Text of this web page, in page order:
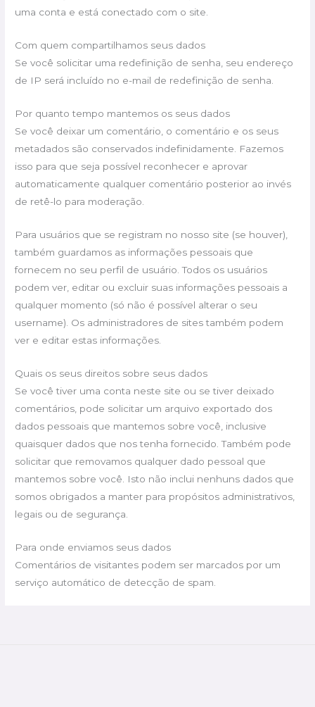
uma conta e está conectado com o site.
Com quem compartilhamos seus dados
Se você solicitar uma redefinição de senha, seu endereço
de IP será incluído no e-mail de redefinição de senha.
Por quanto tempo mantemos os seus dados
Se você deixar um comentário, o comentário e os seus
metadados são conservados indefinidamente. Fazemos
isso para que seja possível reconhecer e aprovar
automaticamente qualquer comentário posterior ao invés
de retê-lo para moderação.
Para usuários que se registram no nosso site (se houver),
também guardamos as informações pessoais que
fornecem no seu perfil de usuário. Todos os usuários
podem ver, editar ou excluir suas informações pessoais a
qualquer momento (só não é possível alterar o seu
username). Os administradores de sites também podem
ver e editar estas informações.
Quais os seus direitos sobre seus dados
Se você tiver uma conta neste site ou se tiver deixado
comentários, pode solicitar um arquivo exportado dos
dados pessoais que mantemos sobre você, inclusive
quaisquer dados que nos tenha fornecido. Também pode
solicitar que removamos qualquer dado pessoal que
mantemos sobre você. Isto não inclui nenhuns dados que
somos obrigados a manter para propósitos administrativos,
legais ou de segurança.
Para onde enviamos seus dados
Comentários de visitantes podem ser marcados por um
serviço automático de detecção de spam.